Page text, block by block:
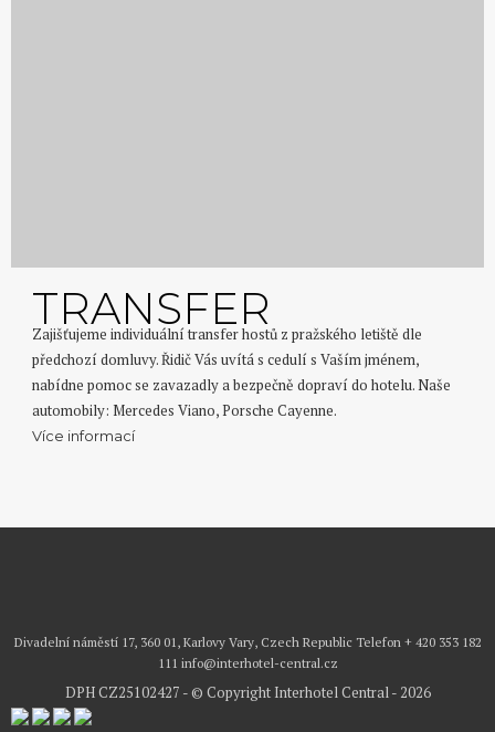
TRANSFER
Zajišťujeme individuální transfer hostů z pražského letiště dle
předchozí domluvy. Řidič Vás uvítá s cedulí s Vaším jménem,
nabídne pomoc se zavazadly a bezpečně dopraví do hotelu. Naše
automobily: Mercedes Viano, Porsche Cayenne.
Více informací
Divadelní náměstí 17, 360 01, Karlovy Vary, Czech Republic Telefon + 420 353 182
111 info@interhotel-central.cz
DPH CZ25102427 - © Copyright Interhotel Central - 2026